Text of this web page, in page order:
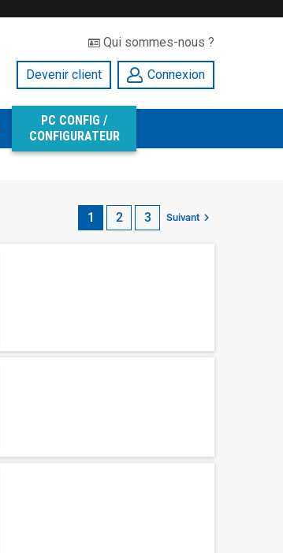
Qui sommes-nous ?
Devenir client Connexion
PC CONFIG /
CONFIGURATEUR
1 2 3 Suivant 